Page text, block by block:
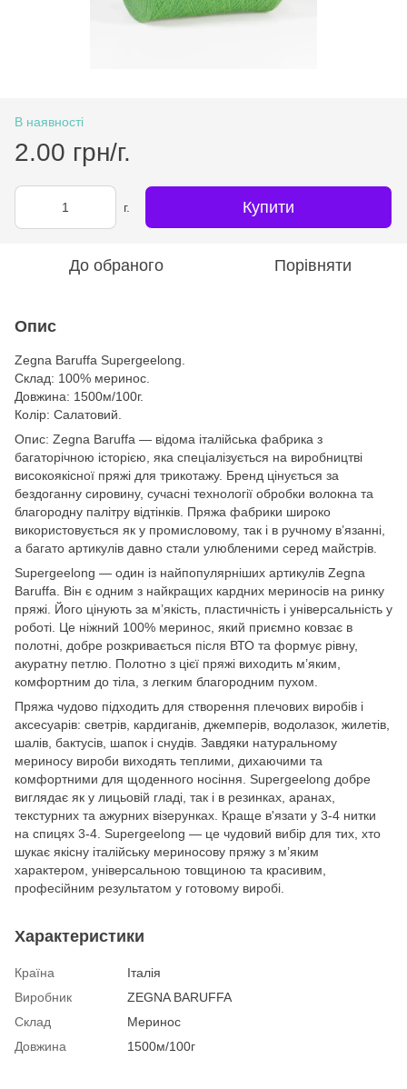
В наявності
2.00 грн/г.
г. Купити
До обраного Порівняти
Опис
Zegna Baruffa Supergeelong.
Склад: 100% меринос.
Довжина: 1500м/100г.
Колір: Салатовий.
Опис: Zegna Baruffa — відома італійська фабрика з
багаторічною історією, яка спеціалізується на виробництві
високоякісної пряжі для трикотажу. Бренд цінується за
бездоганну сировину, сучасні технології обробки волокна та
благородну палітру відтінків. Пряжа фабрики широко
використовується як у промисловому, так і в ручному в’язанні,
а багато артикулів давно стали улюбленими серед майстрів.
Supergeelong — один із найпопулярніших артикулів Zegna
Baruffa. Він є одним з найкращих кардних мериносів на ринку
пряжі. Його цінують за м’якість, пластичність і універсальність у
роботі. Це ніжний 100% меринос, який приємно ковзає в
полотні, добре розкривається після ВТО та формує рівну,
акуратну петлю. Полотно з цієї пряжі виходить м’яким,
комфортним до тіла, з легким благородним пухом.
Пряжа чудово підходить для створення плечових виробів і
аксесуарів: светрів, кардиганів, джемперів, водолазок, жилетів,
шалів, бактусів, шапок і снудів. Завдяки натуральному
мериносу вироби виходять теплими, дихаючими та
комфортними для щоденного носіння. Supergeelong добре
виглядає як у лицьовій гладі, так і в резинках, аранах,
текстурних та ажурних візерунках. Краще в'язати у 3-4 нитки
на спицях 3-4. Supergeelong — це чудовий вибір для тих, хто
шукає якісну італійську мериносову пряжу з м’яким
характером, універсальною товщиною та красивим,
професійним результатом у готовому виробі.
Характеристики
Країна
Італія
Виробник
ZEGNA BARUFFA
Склад
Меринос
Довжина
1500м/100г